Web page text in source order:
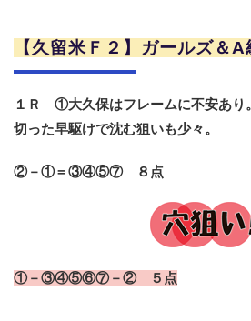
【久留米Ｆ２】ガールズ＆A
１Ｒ ①大久保はフレームに不安あり
切った早駆けで沈む狙いも少々。
②－①＝③④⑤⑦ ８点
①－③④⑤⑥⑦－② ５点